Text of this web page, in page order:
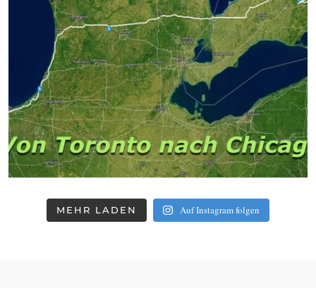
MEHR LADEN Auf Instagram folgen